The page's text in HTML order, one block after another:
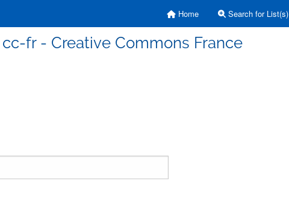
Home Search for List(s)
cc-fr - Creative Commons France